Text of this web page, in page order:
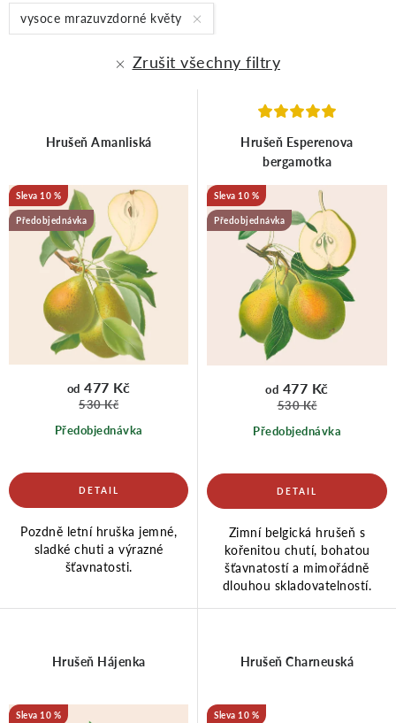
p
p
r
t
z
í
p
k
ů
vysoce mrazuvzdorné květy
Zrušit všechny filtry
Hrušeň Amanliská
10 %
Předobjednávka
Předobjednávka
od 477 Kč
530 Kč
Pozdně letní hruška jemné,
sladké chuti a výrazné
šťavnatosti.
Hrušeň Esperenova
bergamotka
10 %
Předobjednávka
Předobjednávka
od 477 Kč
530 Kč
Zimní belgická hrušeň s
kořenitou chutí, bohatou
šťavnatostí a mimořádně
dlouhou skladovatelností.
Hrušeň Hájenka
10 %
Hrušeň Charneuská
10 %